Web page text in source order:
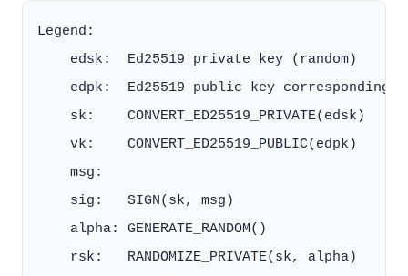
Legend:
    edsk:  Ed25519 private key (random)
edpk:  Ed25519 public key corresponding
    sk:    CONVERT_ED25519_PRIVATE(edsk)
    vk:    CONVERT_ED25519_PUBLIC(edpk)
    msg:
    sig:   SIGN(sk, msg)
    alpha: GENERATE_RANDOM()
    rsk:   RANDOMIZE_PRIVATE(sk, alpha)